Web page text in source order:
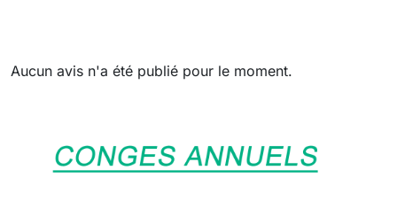
Aucun avis n'a été publié pour le moment.